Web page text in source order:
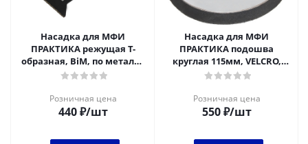
Насадка для МФИ
ПРАКТИКА режущая Т-
образная, BiM, по металлу
и пластику, 44 мм, мелкий
Розничная цена
440₽/шт
Насадка для МФИ
ПРАКТИКА подошва
круглая 115мм, VELCRO,
БЕЗ отверстий, для
Розничная цена
550₽/шт